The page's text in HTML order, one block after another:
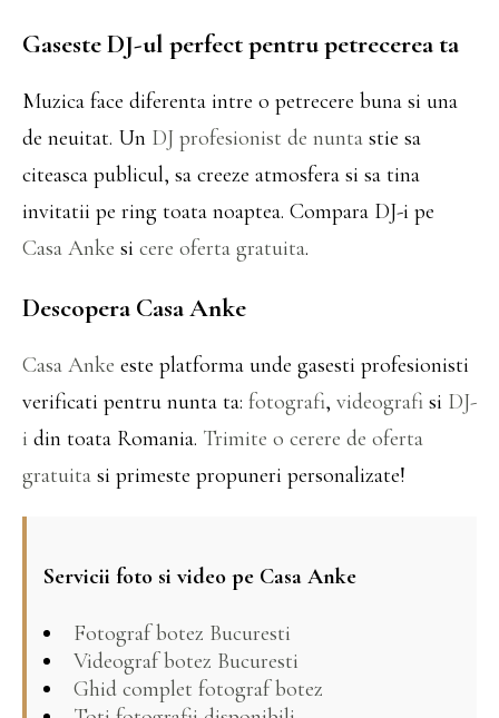
Gaseste DJ-ul perfect pentru petrecerea ta
Muzica face diferenta intre o petrecere buna si una
de neuitat. Un DJ profesionist de nunta stie sa
citeasca publicul, sa creeze atmosfera si sa tina
invitatii pe ring toata noaptea. Compara DJ-i pe
Casa Anke si cere oferta gratuita.
Descopera Casa Anke
Casa Anke este platforma unde gasesti profesionisti
verificati pentru nunta ta: fotografi, videografi si DJ-
i din toata Romania. Trimite o cerere de oferta
gratuita si primeste propuneri personalizate!
Servicii foto si video pe Casa Anke
Fotograf botez Bucuresti
Videograf botez Bucuresti
Ghid complet fotograf botez